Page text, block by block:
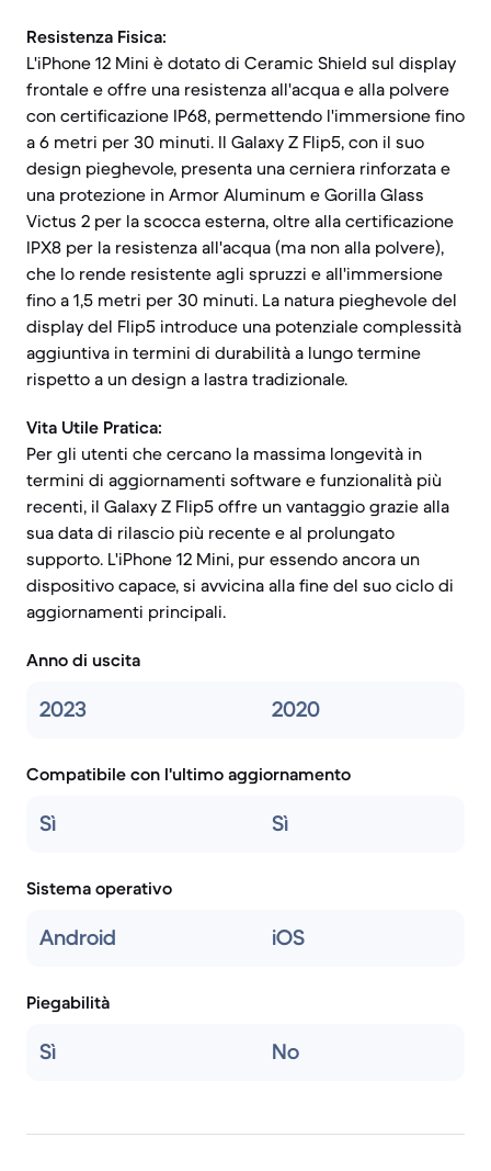
Resistenza Fisica:
L'iPhone 12 Mini è dotato di Ceramic Shield sul display
frontale e offre una resistenza all'acqua e alla polvere
con certificazione IP68, permettendo l'immersione fino
a 6 metri per 30 minuti. Il Galaxy Z Flip5, con il suo
design pieghevole, presenta una cerniera rinforzata e
una protezione in Armor Aluminum e Gorilla Glass
Victus 2 per la scocca esterna, oltre alla certificazione
IPX8 per la resistenza all'acqua (ma non alla polvere),
che lo rende resistente agli spruzzi e all'immersione
fino a 1,5 metri per 30 minuti. La natura pieghevole del
display del Flip5 introduce una potenziale complessità
aggiuntiva in termini di durabilità a lungo termine
rispetto a un design a lastra tradizionale.
Vita Utile Pratica:
Per gli utenti che cercano la massima longevità in
termini di aggiornamenti software e funzionalità più
recenti, il Galaxy Z Flip5 offre un vantaggio grazie alla
sua data di rilascio più recente e al prolungato
supporto. L'iPhone 12 Mini, pur essendo ancora un
dispositivo capace, si avvicina alla fine del suo ciclo di
aggiornamenti principali.
Anno di uscita
2023 2020
Compatibile con l'ultimo aggiornamento
Sì Sì
Sistema operativo
Android iOS
Piegabilità
Sì No